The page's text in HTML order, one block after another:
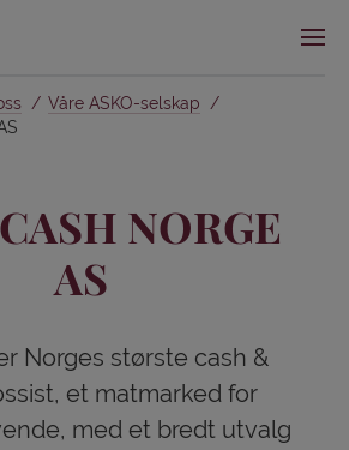
Våre ASKO-selskap
NORGE
AS
Norges største cash &
et matmarked for
med et bredt utvalg